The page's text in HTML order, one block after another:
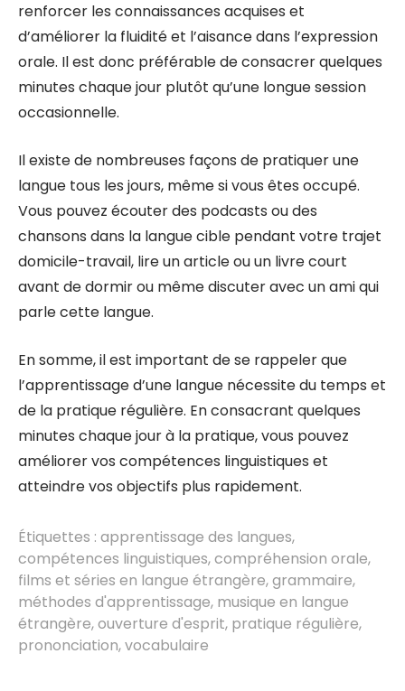
renforcer les connaissances acquises et
d’améliorer la fluidité et l’aisance dans l’expression
orale. Il est donc préférable de consacrer quelques
minutes chaque jour plutôt qu’une longue session
occasionnelle.
Il existe de nombreuses façons de pratiquer une
langue tous les jours, même si vous êtes occupé.
Vous pouvez écouter des podcasts ou des
chansons dans la langue cible pendant votre trajet
domicile-travail, lire un article ou un livre court
avant de dormir ou même discuter avec un ami qui
parle cette langue.
En somme, il est important de se rappeler que
l’apprentissage d’une langue nécessite du temps et
de la pratique régulière. En consacrant quelques
minutes chaque jour à la pratique, vous pouvez
améliorer vos compétences linguistiques et
atteindre vos objectifs plus rapidement.
Étiquettes : apprentissage des langues,
compétences linguistiques,compréhension orale,
films et séries en langue étrangère,grammaire,
méthodes d'apprentissage, musique en langue
étrangère,ouverture d'esprit, pratique régulière,
prononciation,vocabulaire